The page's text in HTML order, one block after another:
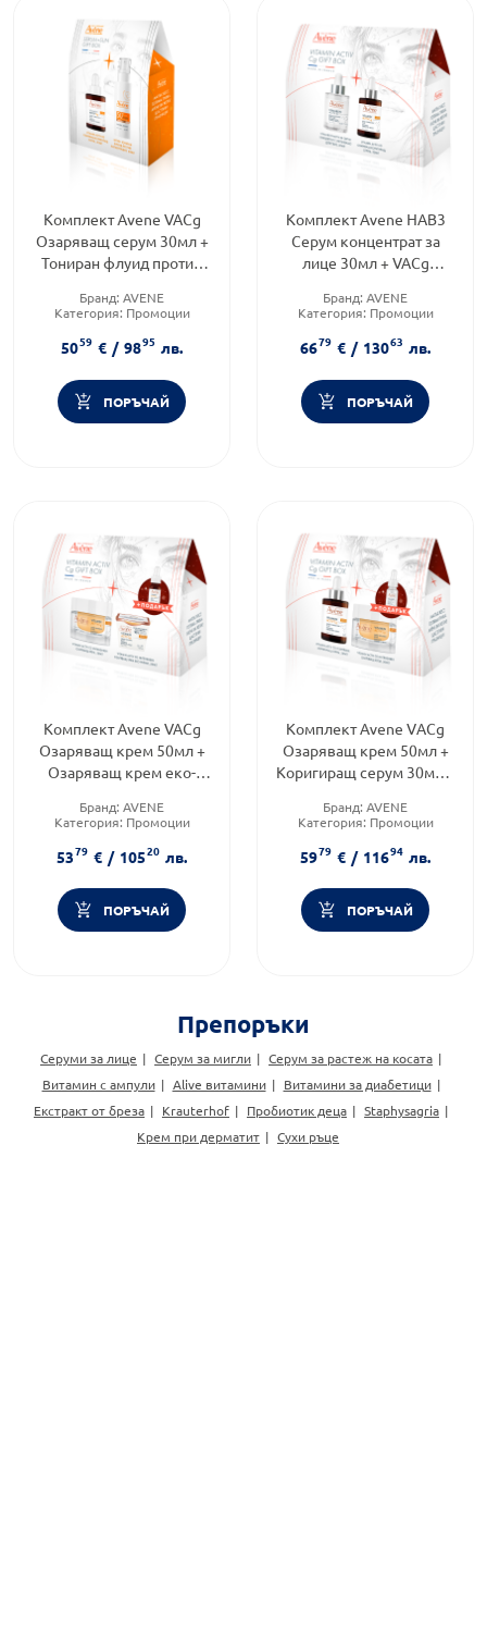
Комплект Avene VACg
Озаряващ серум 30мл +
Тониран флуид против
40мл
Бранд: AVENE
Категория: Промоции
комплект
5059 € / 9895 лв.
ПОРЪЧАЙ
Комплект Avene HAB3
Серум концентрат за
лице 30мл + VACg
серум 30мл
Бранд: AVENE
Категория: Промоции
комплект
6679 € / 13063 лв.
ПОРЪЧАЙ
Комплект Avene VACg
Озаряващ крем 50мл +
Озаряващ крем еко-
10мл мини
Бранд: AVENE
Категория: Промоции
комплект
5379 € / 10520 лв.
ПОРЪЧАЙ
Комплект Avene VАCg
Озаряващ крем 50мл +
Коригиращ серум 30мл +
Бранд: AVENE
Категория: Промоции
комплект
5979 € / 11694 лв.
ПОРЪЧАЙ
Препоръки
Серуми за лице Серум за мигли
Серум за растеж на косата
Витамин с ампули
Alive витамини
Витамини за диабетици
Екстракт от бреза
Krauterhof Пробиотик деца
Staphysagria
Крем при дерматит
Сухи ръце